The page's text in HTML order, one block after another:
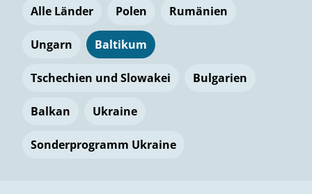
Alle Länder Polen Rumänien
Ungarn Baltikum
Tschechien und Slowakei Bulgarien
Balkan Ukraine
Sonderprogramm Ukraine